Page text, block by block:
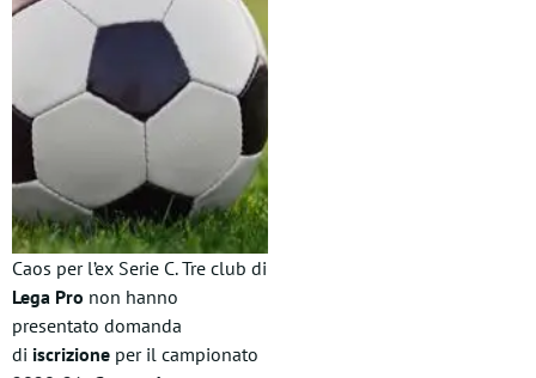
Caos per l’ex Serie C. Tre club di
Lega Pro non hanno
presentato domanda
di iscrizione per il campionato